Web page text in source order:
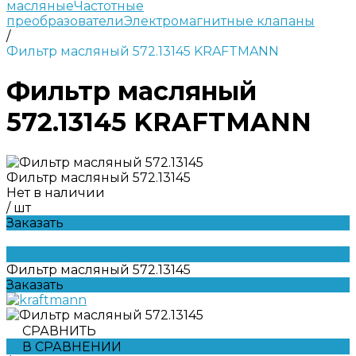
масляныеЧастотные
преобразователиЭлектромагнитные клапаны
/
Фильтр масляный 572.13145 KRAFTMANN
Фильтр масляный
572.13145 KRAFTMANN
Фильтр масляный 572.13145
Нет в наличии
/ шт
Заказать
Фильтр масляный 572.13145
Заказать
СРАВНИТЬ
В СРАВНЕНИИ